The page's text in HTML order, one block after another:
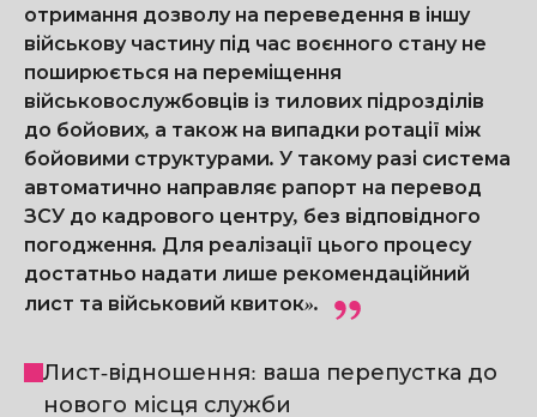
отримання дозволу на переведення в іншу
військову частину під час воєнного стану не
поширюється на переміщення
військовослужбовців із тилових підрозділів
до бойових, а також на випадки ротації між
бойовими структурами. У такому разі система
автоматично направляє рапорт на перевод
ЗСУ до кадрового центру, без відповідного
погодження. Для реалізації цього процесу
достатньо надати лише рекомендаційний
лист та військовий квиток».
Лист-відношення: ваша перепустка до
нового місця служби